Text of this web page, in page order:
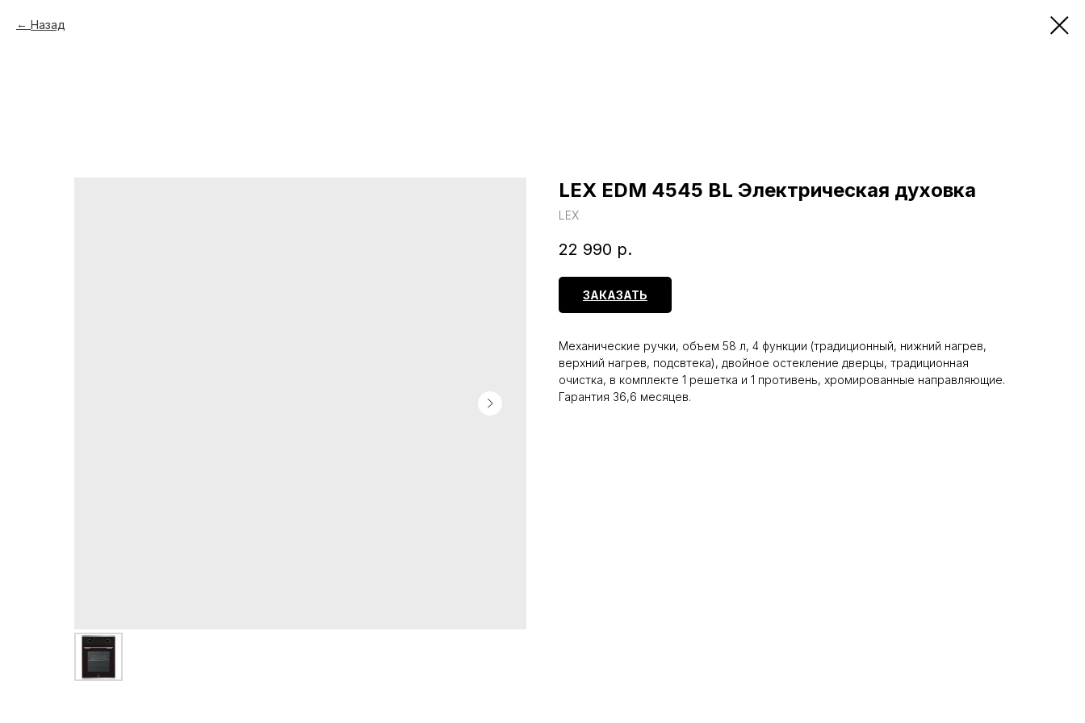
Назад
LEX EDМ 4545 BL Электрическая духовка
LEX
22 990 р.
ЗАКАЗАТЬ
Механические ручки, объем 58 л, 4 функции (традиционный, нижний нагрев,
верхний нагрев, подсвтека), двойное остекление дверцы, традиционная
очистка, в комплекте 1 решетка и 1 противень, хромированные направляющие.
Гарантия 36,6 месяцев.